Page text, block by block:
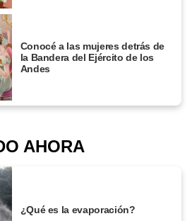
Conocé a las mujeres detrás de
la Bandera del Ejército de los
Andes
AHORA
¿Qué es la evaporación?